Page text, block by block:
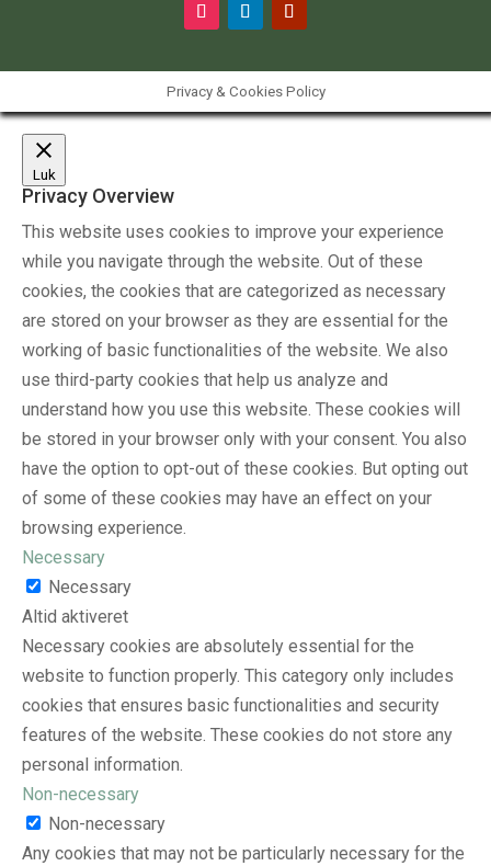
Privacy & Cookies Policy
Luk
Privacy Overview
This website uses cookies to improve your experience
while you navigate through the website. Out of these
cookies, the cookies that are categorized as necessary
are stored on your browser as they are essential for the
working of basic functionalities of the website. We also
use third-party cookies that help us analyze and
understand how you use this website. These cookies will
be stored in your browser only with your consent. You also
have the option to opt-out of these cookies. But opting out
of some of these cookies may have an effect on your
browsing experience.
Necessary
Necessary
Altid aktiveret
Necessary cookies are absolutely essential for the
website to function properly. This category only includes
cookies that ensures basic functionalities and security
features of the website. These cookies do not store any
personal information.
Non-necessary
Non-necessary
Any cookies that may not be particularly necessary for the